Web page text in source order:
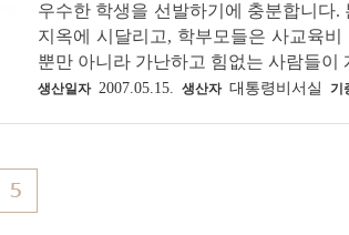
우수한 학생을 선발하기에 충분합니다.
지옥에 시달리고, 학부모들은 사교육
뿐만 아니라 가난하고 힘없는 사람들이
생산일자 2007.05.15. 생산자 대통령비서실 기
5